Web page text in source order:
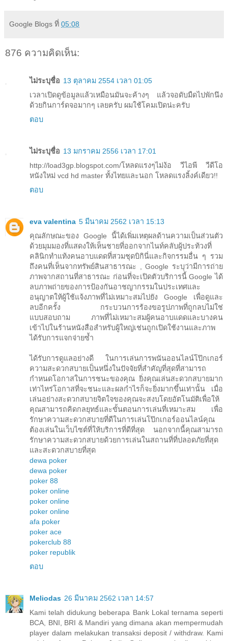
Google Blogs ที่ 05:08
876 ความคิดเห็น:
ไม่ระบุชื่อ 13 ตุลาคม 2554 เวลา 01:05
เวลาเปิดดูข้อมูลแล้วเหมือนมันจะค้างๆ แล้วจอดับมืดไปพักนึง
ด้วยกินการ์ดจอมากๆ เลยครับ ผมใช้โคมเปิดน่ะครับ
ตอบ
ไม่ระบุชื่อ 13 มกราคม 2556 เวลา 17:01
http://load3gp.blogspot.com/โหลดแรงๆไม่ง้อ วีไอพี วีดีโอ
หนังใหม่ vcd hd master ทั้งไทยและนอก โหลดแรงลิ้งค์เดียว!!
ตอบ
eva valentina 5 มีนาคม 2562 เวลา 15:13
คุณลักษณะของ Google นี้ได้เพิ่มเหตุผลด้านความเป็นส่วนตัว
ด้วยมุมมองที่แสดงให้เห็นชายที่ออกจากไนท์คลับผู้ประท้วงที่
คลินิกทำแท้งคนอาบแดดที่สวมชุดบิกินี่และกิจกรรมอื่น ๆ รวม
ถึงคนที่เห็นจากทรัพย์สินสาธารณะ , Google ระบุว่ามีการถ่าย
ภาพจากสถานที่สาธารณะ ก่อนที่จะเปิดตัวบริการนี้ Google ได้
ลบภาพถ่ายของการป้องกันอาชญากรรมในประเทศและ
อนุญาตให้ผู้ใช้แจ้งภาพที่ไม่เหมาะสมไปยัง Google เพื่อดูและ
ลบอีกครั้ง กระบวนการร้องขอรูปภาพที่ถูกลบไม่ใช่
แบบสอบถาม ภาพที่ไม่เหมาะสมผู้คนอาบแดดและบางคน
เข้าไปในร้านหนังสือสำหรับผู้ใหญ่เช่นถูกเปิดใช้งานและภาพ
ได้รับการแจกจ่ายซ้ำ
ได้รับการดูแลอย่างดี ในการเล่นการพนันออนไลน์โป๊กเกอร์
ความสะดวกสบายเป็นหนึ่งในปัจจัยที่สำคัญที่สุดที่สามารถ
กำหนดโอกาสในการชนะของคุณ ยิ่งคุณเล่นสะดวกสบายมาก
เท่าไหร่โอกาสที่จะชนะและผลกำไรก็จะยิ่งมากขึ้นเท่านั้น เมื่อ
เล่นอย่างสะดวกสบายจิตใจของคุณจะสงบโดยอัตโนมัติเพื่อให้
คุณสามารถคิดกลยุทธ์และขั้นตอนการเล่นที่เหมาะสม เพื่อ
รักษาความสะดวกสบายที่ดีในการเล่นโป๊กเกอร์ออนไลน์คุณ
ต้องเล่นในเว็บไซต์ที่ให้บริการที่ดีที่สุด นอกจากนี้คุณสามารถ
รักษาความสะดวกสบายด้วยการเล่นในสถานที่ที่ปลอดภัยที่สุด
และสะดวกสบายที่สุด
dewa poker
dewa poker
poker 88
poker online
poker online
poker online
afa poker
poker ace
pokerclub 88
poker republik
ตอบ
Meliodas 26 มีนาคม 2562 เวลา 14:57
Kami telah didukung beberapa Bank Lokal ternama seperti
BCA, BNI, BRI & Mandiri yang dimana akan mempermudah
player dalam melakukan transaksi deposit / withdraw. Kami